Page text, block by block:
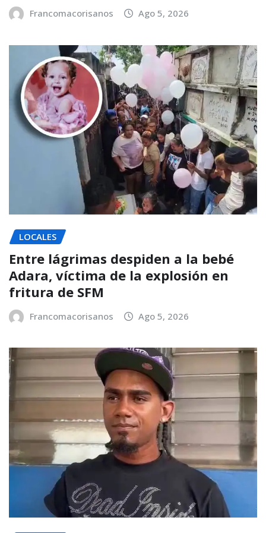
Francomacorisanos Ago 5, 2026
LOCALES
Entre lágrimas despiden a la bebé
Adara, víctima de la explosión en
fritura de SFM
Francomacorisanos Ago 5, 2026